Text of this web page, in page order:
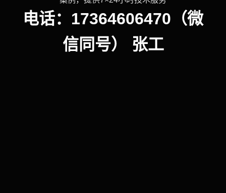
电话：17364606470（微
信同号） 张工